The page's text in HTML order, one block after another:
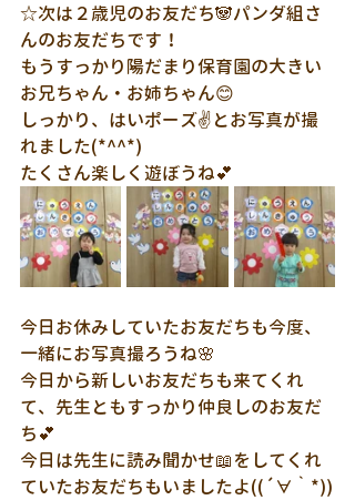
☆次は２歳児のお友だち🐼パンダ組さ
んのお友だちです！
もうすっかり陽だまり保育園の大きい
お兄ちゃん・お姉ちゃん😊
しっかり、はいポーズ✌とお写真が撮
れました(*^^*)
たくさん楽しく遊ぼうね💕
今日お休みしていたお友だちも今度、
一緒にお写真撮ろうね🌸
今日から新しいお友だちも来てくれ
て、先生ともすっかり仲良しのお友だ
ち💕
今日は先生に読み聞かせ📖をしてくれ
ていたお友だちもいましたよ((´∀｀*))